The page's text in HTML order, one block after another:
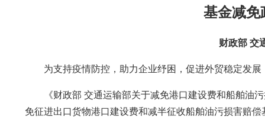
基金减免
财政部 交
为支持疫情防控，助力企业纾困，促进外贸稳定发展
《财政部 交通运输部关于减免港口建设费和船舶油污
免征进出口货物港口建设费和减半征收船舶油污损害赔